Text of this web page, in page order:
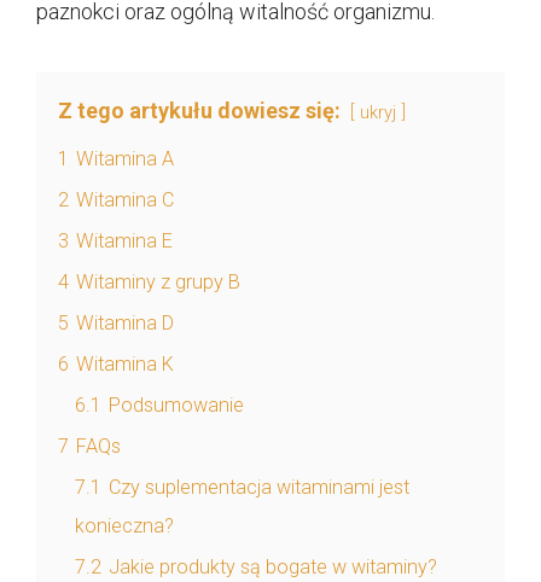
paznokci oraz ogólną witalność organizmu.
Z tego artykułu dowiesz się: ukryj
1 Witamina A
2 Witamina C
3 Witamina E
4 Witaminy z grupy B
5 Witamina D
6 Witamina K
6.1 Podsumowanie
7 FAQs
7.1 Czy suplementacja witaminami jest
konieczna?
7.2 Jakie produkty są bogate w witaminy?